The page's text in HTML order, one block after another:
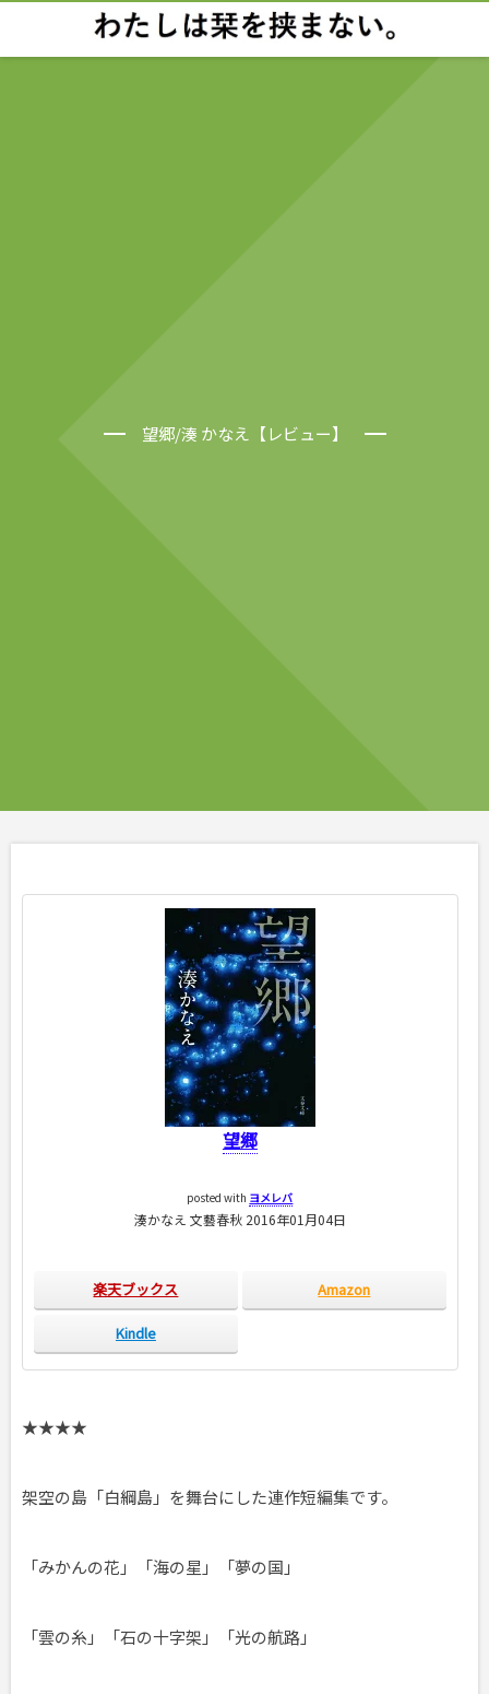
望郷/湊 かなえ【レビュー】
望郷
posted with ヨメレバ
湊かなえ 文藝春秋 2016年01月04日
楽天ブックス Amazon
Kindle
★★★★
架空の島「白綱島」を舞台にした連作短編集です。
「みかんの花」「海の星」「夢の国」
「雲の糸」「石の十字架」「光の航路」